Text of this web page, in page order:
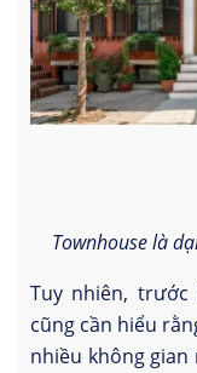
Townhouse là
Tuy nhiên,
cũng cần hiểu
nhiều không